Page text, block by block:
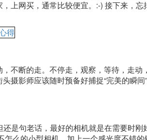
上网买，通常比较便宜。:-) 接下来，忘
不断的走。不停走，观察，等待，走动
摄影师应该随时预备好捕捉“完美的瞬间
是句老话，最好的相机就是在需要时刚